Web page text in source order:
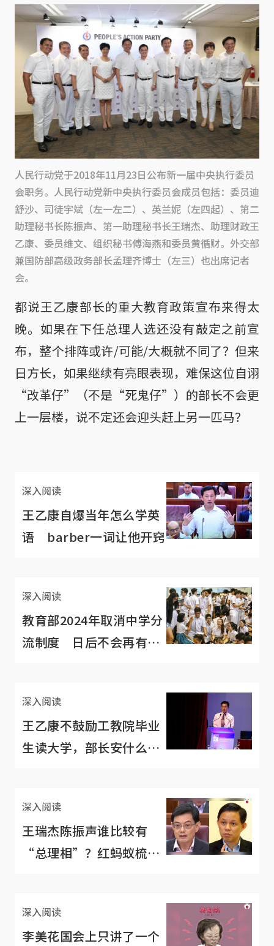
人民行动党于2018年11月23日公布新一届中央执行委员
会职务。人民行动党新中央执行委员会成员包括：委员迪
舒沙、司徒宇斌（左一左二）、英兰妮（左四起）、第二
助理秘书长陈振声、第一助理秘书长王瑞杰、助理财政王
乙康、委员维文、组织秘书傅海燕和委员黄循财。外交部
兼国防部高级政务部长孟理齐博士（左三）也出席记者
会。
都说王乙康部长的重大教育政策宣布来得太
晚。如果在下任总理人选还没有敲定之前宣
布，整个排阵或许/可能/大概就不同了？但来
日方长，如果继续有亮眼表现，难保这位自诩
“改革仔”（不是“死鬼仔”）的部长不会更
上一层楼，说不定还会迎头赶上另一匹马？
深入阅读
王乙康自爆当年怎么学英
语 barber一词让他开窍
深入阅读
教育部2024年取消中学分
流制度 日后不会再有
深入阅读
王乙康不鼓励工教院毕业
生读大学，部长安什么心
深入阅读
王瑞杰陈振声谁比较有
“总理相”？红蚂蚁梳理
深入阅读
李美花国会上只讲了一个